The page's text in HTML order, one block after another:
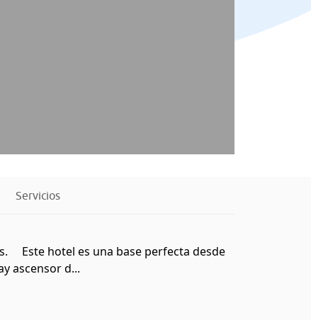
Servicios
Este hotel es una base perfecta desde
ascensor d...